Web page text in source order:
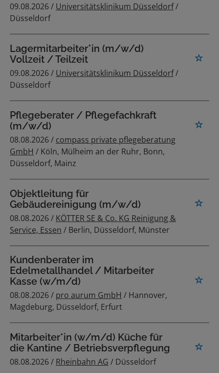
09.08.2026 / Universitätsklinikum Düsseldorf/
Düsseldorf
Lagermitarbeiter*in (m/w/d)
Vollzeit / Teilzeit
09.08.2026 / Universitätsklinikum Düsseldorf/
Düsseldorf
Pflegeberater / Pflegefachkraft
(m/w/d)
08.08.2026 / compass private pflegeberatung
GmbH / Köln, Mülheim an der Ruhr, Bonn,
Düsseldorf, Mainz
Objektleitung für
Gebäudereinigung (m/w/d)
08.08.2026 / KÖTTER SE & Co. KG Reinigung &
Service, Essen / Berlin, Düsseldorf, Münster
Kundenberater im
Edelmetallhandel / Mitarbeiter
Kasse (w/m/d)
08.08.2026 / pro aurum GmbH / Hannover,
Magdeburg, Düsseldorf, Erfurt
Mitarbeiter*in (w/m/d) Küche für
die Kantine / Betriebsverpflegung
08.08.2026 / Rheinbahn AG / Düsseldorf